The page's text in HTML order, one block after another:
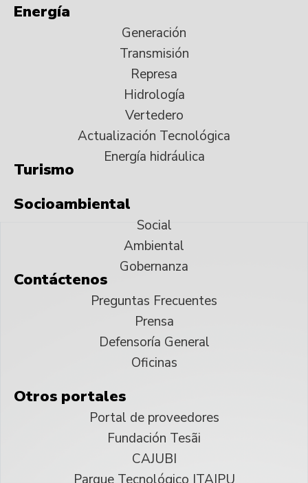
Energía
Generación
Transmisión
Represa
Hidrología
Vertedero
Actualización Tecnológica
Energía hidráulica
Turismo
Socioambiental
Social
Ambiental
Gobernanza
Contáctenos
Preguntas Frecuentes
Prensa
Defensoría General
Oficinas
Otros portales
Portal de proveedores
Fundación Tesãi
CAJUBI
Parque Tecnológico ITAIPU